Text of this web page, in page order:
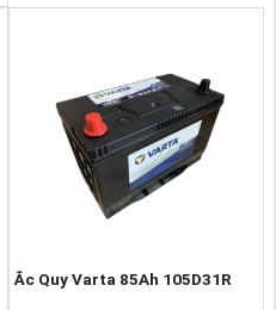
Ắc Quy Varta 85Ah 105D31R